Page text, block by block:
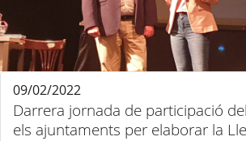
Darrera jornada de participació
els ajuntaments per elaborar la
09/02/2022